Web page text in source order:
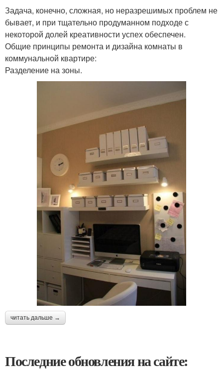
Задача, конечно, сложная, но неразрешимых проблем не
бывает, и при тщательно продуманном подходе с
некоторой долей креативности успех обеспечен.
Общие принципы ремонта и дизайна комнаты в
коммунальной квартире:
Разделение на зоны.
читать дальше →
Последние обновления на сайте: